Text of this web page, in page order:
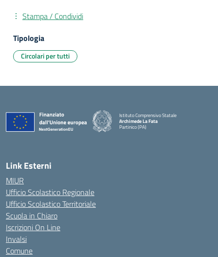
Stampa / Condividi
Tipologia
Circolari per tutti
Istituto Comprensivo Statale
Archimede La Fata
Partinico (PA)
Link Esterni
MIUR
Ufficio Scolastico Regionale
Ufficio Scolastico Territoriale
Scuola in Chiaro
Iscrizioni On Line
Invalsi
Comune